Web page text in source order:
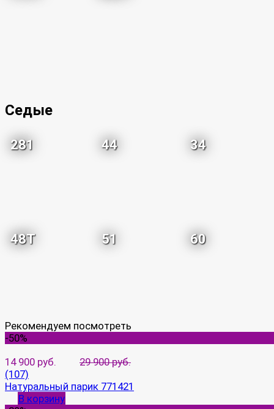
Седые
281 44 34
48T 51 60
Рекомендуем посмотреть
-50%
14 900 руб.
29 900 руб.
(107)
Натуральный парик 771421
В корзину